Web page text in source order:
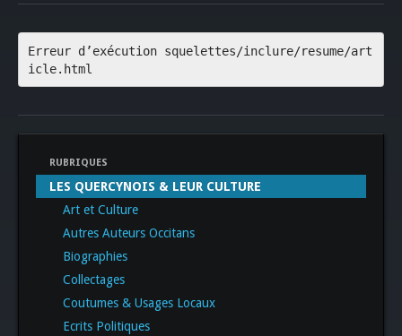
Erreur d’exécution squelettes/inclure/resume/art
icle.html
RUBRIQUES
LES QUERCYNOIS & LEUR CULTURE
Art et Culture
Autres Auteurs Occitans
Biographies
Collectages
Coutumes & Usages Locaux
Ecrits Politiques